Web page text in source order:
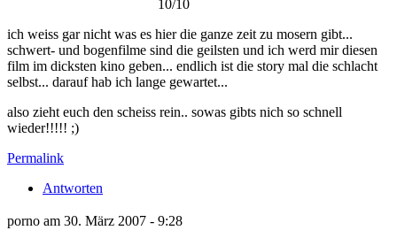
10/10
ich weiss gar nicht was es hier die ganze zeit zu mosern gibt...
schwert- und bogenfilme sind die geilsten und ich werd mir diesen
film im dicksten kino geben... endlich ist die story mal die schlacht
selbst... darauf hab ich lange gewartet...
also zieht euch den scheiss rein.. sowas gibts nich so schnell
wieder!!!!! ;)
Permalink
Antworten
porno am 30. März 2007 - 9:28